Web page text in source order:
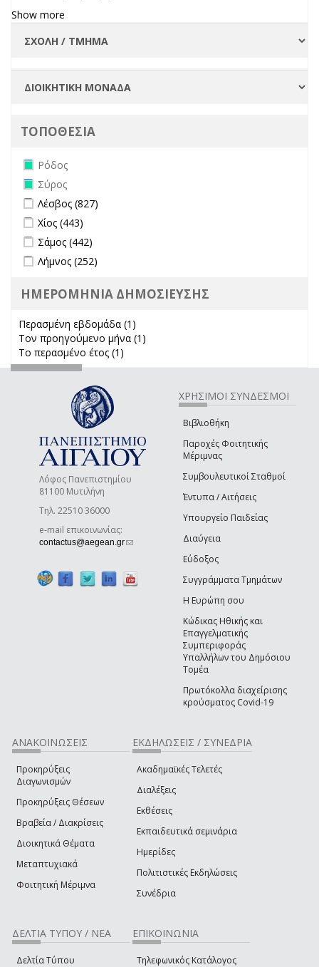
Show more
ΤΟΠΟΘΕΣΙΑ
Remove Ρόδος filter
Ρόδος
Remove Σύρος filter
Σύρος
Apply Λέσβος filter
Λέσβος (827)
Apply Χίος filter
Χίος (443)
Apply Σάμος filter
Σάμος (442)
Apply Λήμνος filter
Λήμνος (252)
ΗΜΕΡΟΜΗΝΙΑ ΔΗΜΟΣΙΕΥΣΗΣ
Περασμένη εβδομάδα (1)
Τον προηγούμενο μήνα (1)
Το περασμένο έτος (1)
Λόφος Πανεπιστημίου
81100 Μυτιλήνη
Τηλ. 22510 36000
e-mail επικοινωνίας:
contactus@aegean.gr(link sends e-mail)
ΧΡΗΣΙΜΟΙ ΣΥΝΔΕΣΜΟΙ
Βιβλιοθήκη
Παροχές Φοιτητικής
Μέριμνας
Συμβουλευτικοί Σταθμοί
Έντυπα / Αιτήσεις
Υπουργείο Παιδείας
Διαύγεια
Εύδοξος
Συγγράμματα Τμημάτων
Η Ευρώπη σου
Κώδικας Ηθικής και
Επαγγελματικής
Συμπεριφοράς
Υπαλλήλων του Δημόσιου
Τομέα
Πρωτόκολλα διαχείρισης
κρούσματος Covid-19
ΑΝΑΚΟΙΝΩΣΕΙΣ
Προκηρύξεις
Διαγωνισμών
Προκηρύξεις Θέσεων
Βραβεία / Διακρίσεις
Διοικητικά Θέματα
Μεταπτυχιακά
Φοιτητική Μέριμνα
ΕΚΔΗΛΩΣΕΙΣ / ΣΥΝΕΔΡΙΑ
Ακαδημαϊκές Τελετές
Διαλέξεις
Εκθέσεις
Εκπαιδευτικά σεμινάρια
Ημερίδες
Πολιτιστικές Εκδηλώσεις
Συνέδρια
ΔΕΛΤΙΑ ΤΥΠΟΥ / ΝΕΑ
Δελτία Τύπου
ΕΠΙΚΟΙΝΩΝΙΑ
Τηλεφωνικός Κατάλογος